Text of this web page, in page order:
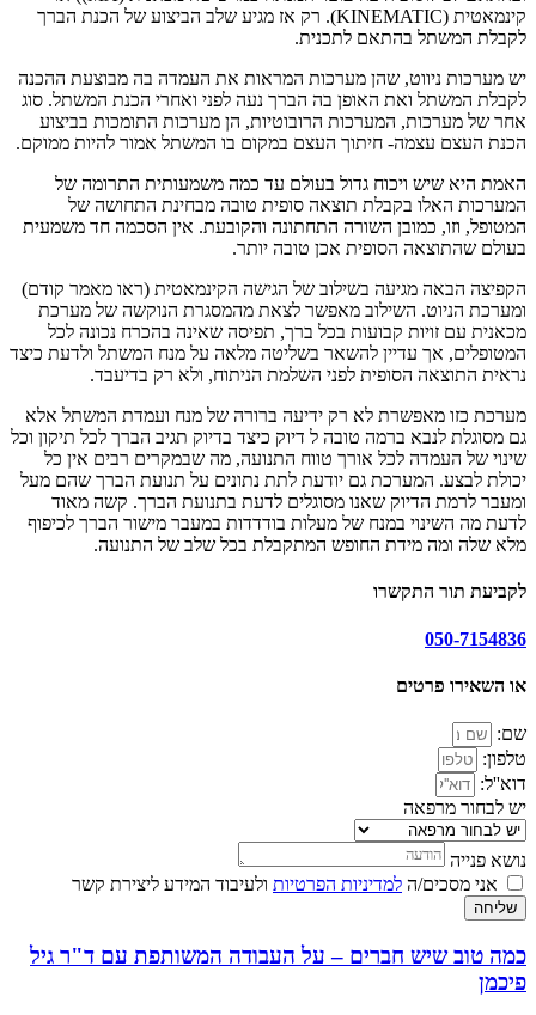
קינמאטית (KINEMATIC). רק אז מגיע שלב הביצוע של הכנת הברך
לקבלת המשתל בהתאם לתכנית.
יש מערכות ניווט, שהן מערכות המראות את העמדה בה מבוצעת ההכנה
לקבלת המשתל ואת האופן בה הברך נעה לפני ואחרי הכנת המשתל. סוג
אחר של מערכות, המערכות הרובוטיות, הן מערכות התומכות בביצוע
הכנת העצם עצמה- חיתוך העצם במקום בו המשתל אמור להיות ממוקם.
האמת היא שיש ויכוח גדול בעולם עד כמה משמעותית התרומה של
המערכות האלו בקבלת תוצאה סופית טובה מבחינת התחושה של
המטופל, וזו, כמובן השורה התחתונה והקובעת. אין הסכמה חד משמעית
בעולם שהתוצאה הסופית אכן טובה יותר.
הקפיצה הבאה מגיעה בשילוב של הגישה הקינמאטית (ראו מאמר קודם)
ומערכת הניוט. השילוב מאפשר לצאת מהמסגרת הנוקשה של מערכת
מכאנית עם זויות קבועות בכל ברך, תפיסה שאינה בהכרח נכונה לכל
המטופלים, אך עדיין להשאר בשליטה מלאה על מנח המשתל ולדעת כיצד
נראית התוצאה הסופית לפני השלמת הניתוח, ולא רק בדיעבד.
מערכת כזו מאפשרת לא רק ידיעה ברורה של מנח ועמדת המשתל אלא
גם מסוגלת לנבא ברמה טובה ל דיוק כיצד בדיוק תגיב הברך לכל תיקון וכל
שינוי של העמדה לכל אורך טווח התנועה, מה שבמקרים רבים אין כל
יכולת לבצע. המערכת גם יודעת לתת נתונים על תנועת הברך שהם מעל
ומעבר לרמת הדיוק שאנו מסוגלים לדעת בתנועת הברך. קשה מאוד
לדעת מה השינוי במנח של מעלות בודדדות במעבר מישור הברך לכיפוף
מלא שלה ומה מידת החופש המתקבלת בכל שלב של התנועה.
לקביעת תור התקשרו
050-7154836
או השאירו פרטים
שם:
טלפון:
דוא''ל:
יש לבחור מרפאה
נושא פנייה
אני מסכים/ה למדיניות הפרטיות ולעיבוד המידע ליצירת קשר
שליחה
כמה טוב שיש חברים – על העבודה המשותפת עם ד"ר גיל
פיכמן